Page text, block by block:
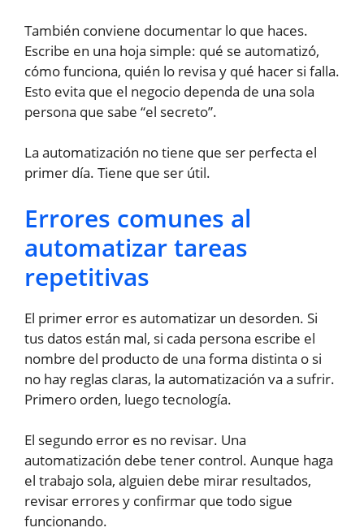
También conviene documentar lo que haces.
Escribe en una hoja simple: qué se automatizó,
cómo funciona, quién lo revisa y qué hacer si falla.
Esto evita que el negocio dependa de una sola
persona que sabe “el secreto”.
La automatización no tiene que ser perfecta el
primer día. Tiene que ser útil.
Errores comunes al
automatizar tareas
repetitivas
El primer error es automatizar un desorden. Si
tus datos están mal, si cada persona escribe el
nombre del producto de una forma distinta o si
no hay reglas claras, la automatización va a sufrir.
Primero orden, luego tecnología.
El segundo error es no revisar. Una
automatización debe tener control. Aunque haga
el trabajo sola, alguien debe mirar resultados,
revisar errores y confirmar que todo sigue
funcionando.